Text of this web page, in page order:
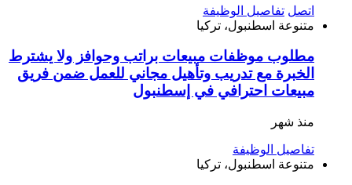
اتصل تفاصيل الوظيفة
متنوعة اسطنبول، تركيا
مطلوب موظفات مبيعات براتب وحوافز ولا يشترط
الخبرة مع تدريب وتأهيل مجاني للعمل ضمن فريق
مبيعات احترافي في إسطنبول
منذ شهر
تفاصيل الوظيفة
متنوعة اسطنبول، تركيا